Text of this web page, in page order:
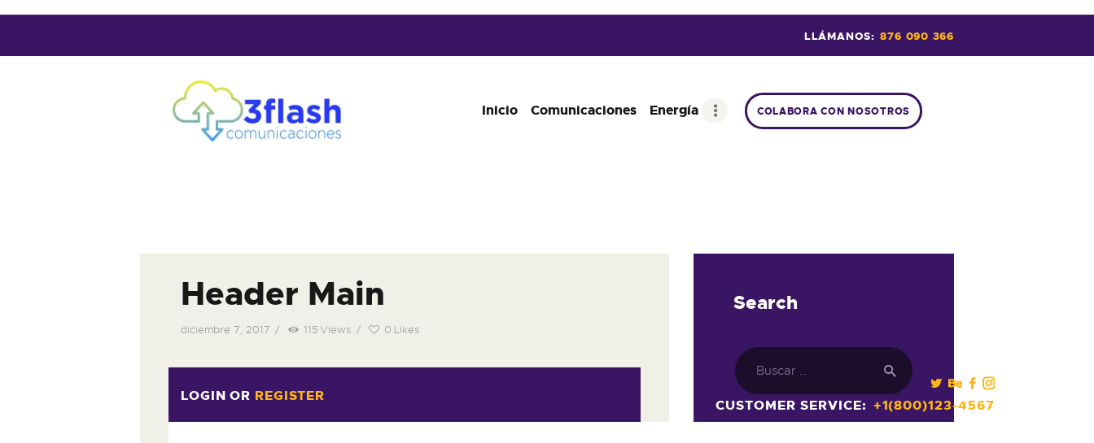
LLÁMANOS: 876 090 366
Inicio Comunicaciones Energía COLABORA CON NOSOTROS
INICIO
COMUNICACIONES
Header Main
diciembre 7, 2017 115 Views 0 Likes
LOGIN OR REGISTER
CUSTOMER SERVICE: +1(800)123-4567
Search
Buscar: